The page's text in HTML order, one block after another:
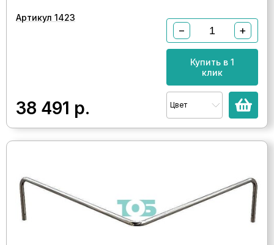
Артикул 1423
38 491 р.
− +
Купить в 1
клик
Цвет